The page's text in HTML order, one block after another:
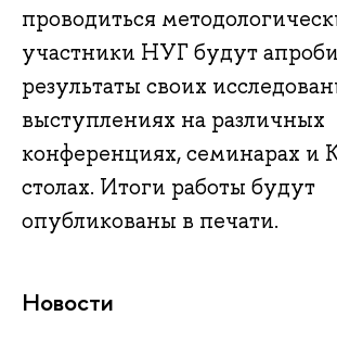
проводиться
участники НУГ будут
результаты своих
выступлениях на различных
конференциях, семинарах и
столах. Итоги работы будут
опубликованы в печати.
Новости